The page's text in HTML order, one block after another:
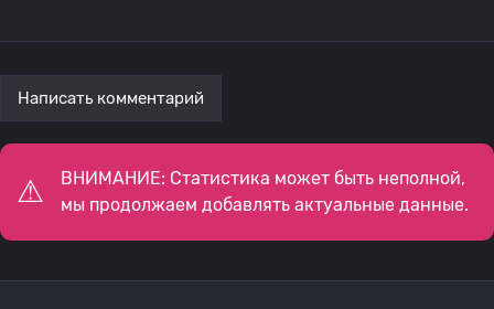
Написать комментарий
ВНИМАНИЕ: Статистика может быть неполной,
мы продолжаем добавлять актуальные данные.